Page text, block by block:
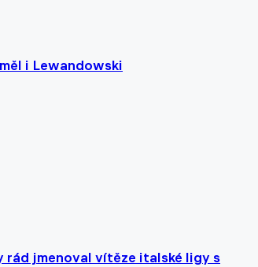
i Lewandowski
rád jmenoval vítěze italské ligy s